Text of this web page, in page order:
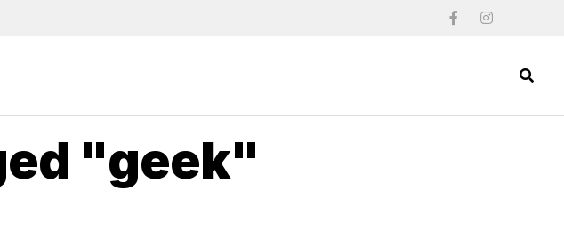
"geek"